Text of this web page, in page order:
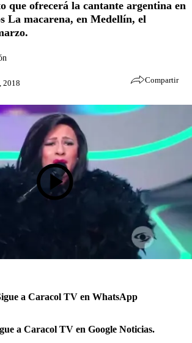
que ofrecerá la cantante argentina en
La macarena, en Medellín, el
2018 Compartir
a Caracol TV en WhatsApp
a Caracol TV en Google Noticias.